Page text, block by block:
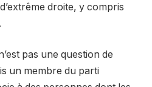
droite, y compris
pas une question de
un membre du parti